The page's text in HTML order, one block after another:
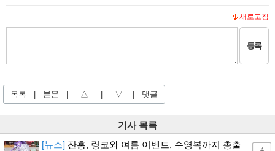
새로고침
등록
목록 | 본문 | △ | ▽ | 댓글
기사 목록
[뉴스] 잔홍, 링코와 여름 이벤트, 수영복까지 총출